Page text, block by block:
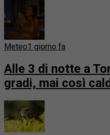
Meteo1 giorno fa
Alle 3 di notte a
gradi, mai così